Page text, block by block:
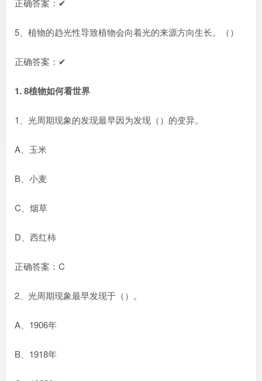
正确答案：✔
5、植物的趋光性导致植物会向着光的来源方向生长。（）
正确答案：✔
1.8植物如何看世界
1、光周期现象的发现最早因为发现（）的变异。
A、玉米
B、小麦
C、烟草
D、西红柿
正确答案：C
2、光周期现象最早发现于（）。
A、1906年
B、1918年